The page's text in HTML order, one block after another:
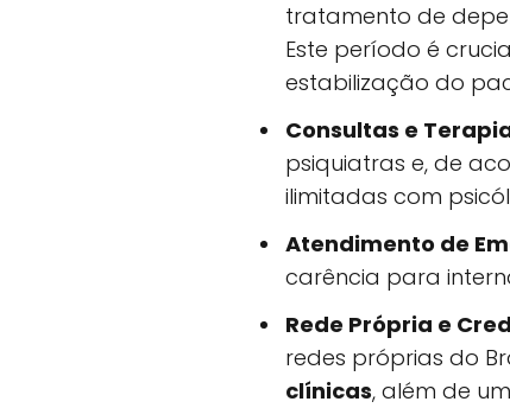
tratamento de
Este período é
estabilização do
Consultas e
psiquiatras e, de
ilimitadas com
Atendimento de
carência para
Rede Própria e
redes próprias do
clínicas, além de